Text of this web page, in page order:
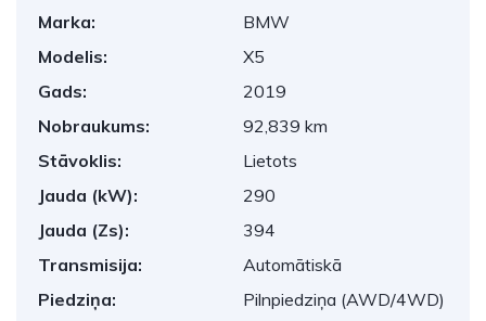
Marka:
BMW
Modelis:
X5
Gads:
2019
Nobraukums:
92,839 km
Stāvoklis:
Lietots
Jauda (kW):
290
Jauda (Zs):
394
Transmisija:
Automātiskā
Piedziņa:
Pilnpiedziņa (AWD/4WD)